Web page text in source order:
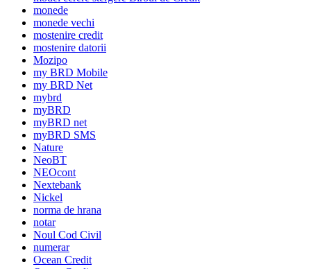
monede
monede vechi
mostenire credit
mostenire datorii
Mozipo
my BRD Mobile
my BRD Net
mybrd
myBRD
myBRD net
myBRD SMS
Nature
NeoBT
NEOcont
Nextebank
Nickel
norma de hrana
notar
Noul Cod Civil
numerar
Ocean Credit